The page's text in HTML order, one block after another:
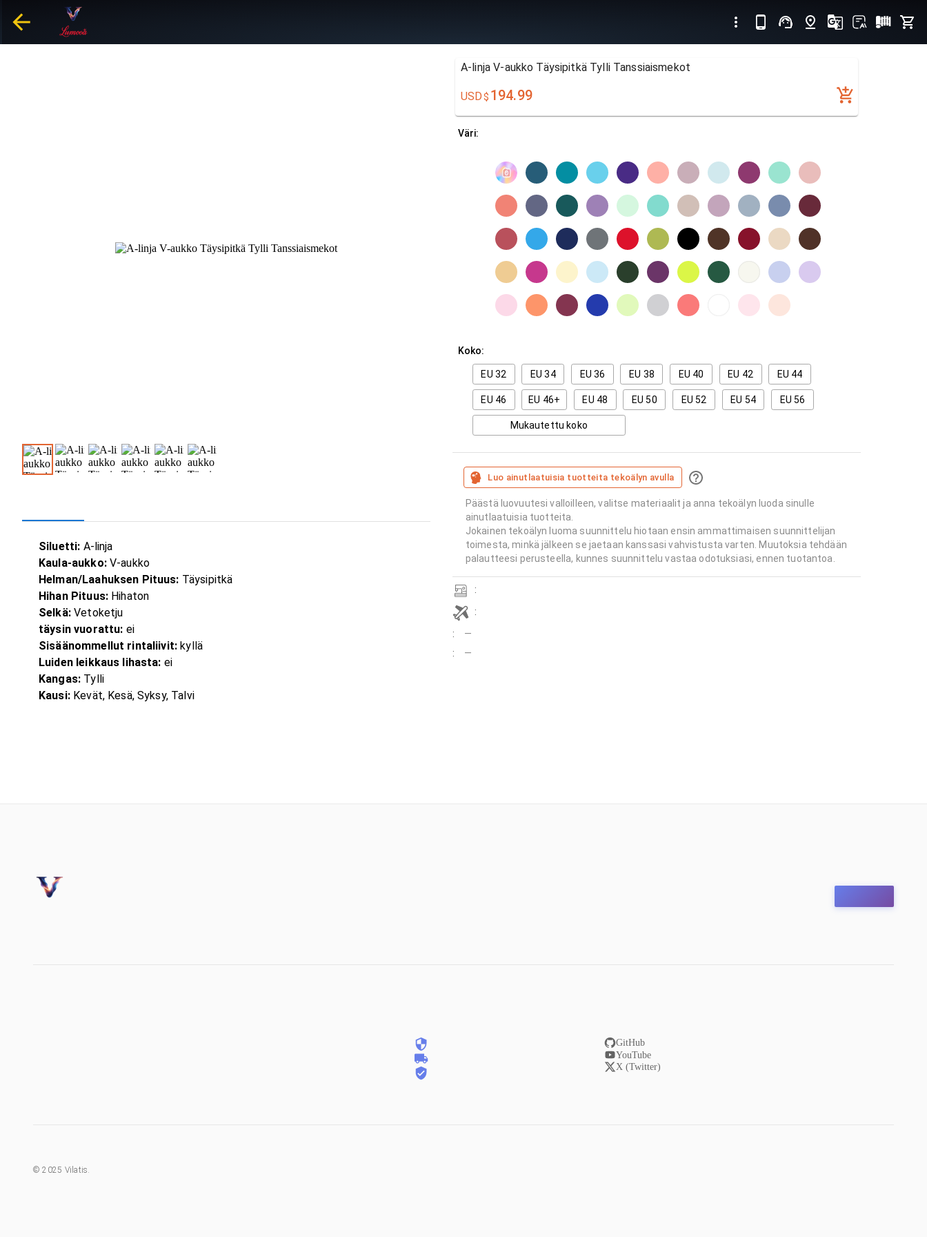
Siluetti: A-linja
Kaula-aukko:V-aukko
Helman/Laahuksen Pituus: Täysipitkä
Hihan Pituus:Hihaton
Selkä:Vetoketju
täysin vuorattu: ei
Sisäänommellut rintaliivit: kyllä
Luiden leikkaus lihasta: ei
Kangas: Tylli
Kausi:Kevät, Kesä, Syksy, Talvi
A-linja V-aukko Täysipitkä Tylli Tanssiaismekot
USD$ 194.99
Väri:
Koko:
EU 32 EU 34 EU 36 EU 38 EU 40 EU 42 EU 44
EU 46 EU 46+ EU 48 EU 50 EU 52 EU 54 EU 56
Mukautettu koko
Luo ainutlaatuisia tuotteita tekoälyn avulla
Päästä luovuutesi valloilleen, valitse materiaalit ja anna tekoälyn luoda sinulle
ainutlaatuisia tuotteita.
Jokainen tekoälyn luoma suunnittelu hiotaan ensin ammattimaisen suunnittelijan
toimesta, minkä jälkeen se jaetaan kanssasi vahvistusta varten. Muutoksia tehdään
palautteesi perusteella, kunnes suunnittelu vastaa odotuksiasi, ennen tuotantoa.
:
:
:
—
:
—
GitHub
YouTube
X (Twitter)
©2025 Vilatis.